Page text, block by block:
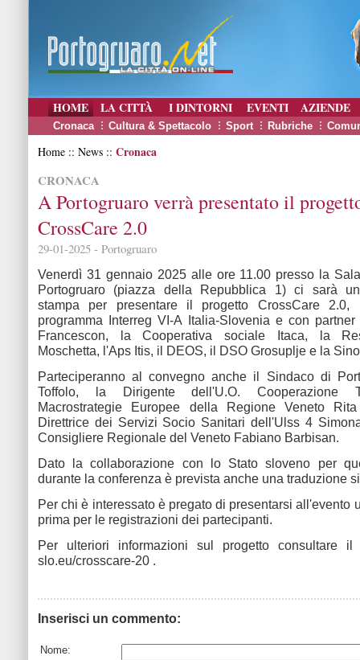
HOME LA CITTÀ I DINTORNI EVENTI AZIENDE
Cronaca Cultura & Spettacolo Sport Rubriche
Home :: News :: Cronaca
CRONACA
A Portogruaro verrà presentato il
CrossCare 2.0
29-01-2025 - Portogruaro
Venerdì 31 gennaio 2025 alle ore 11.00 presso la
Portogruaro (piazza della Repubblica 1) ci sarà
stampa per presentare il progetto CrossCare 2.0,
programma Interreg VI-A Italia-Slovenia e con
Francescon, la Cooperativa sociale Itaca, la
Moschetta, l'Aps Itis, il DEOS, il DSO Grosuplje e la
Parteciperanno al convegno anche il Sindaco di
Toffolo, la Dirigente dell'U.O. Cooperazione
Macrostrategie Europee della Regione Veneto
Direttrice dei Servizi Socio Sanitari dell'Ulss 4
Consigliere Regionale del Veneto Fabiano Barbisan.
Dato la collaborazione con lo Stato sloveno per
durante la conferenza è prevista anche una traduzione
Per chi è interessato è pregato di presentarsi all'evento
prima per le registrazioni dei partecipanti.
Per ulteriori informazioni sul progetto consultare
slo.eu/crosscare-20 .
Inserisci un commento:
Nome: